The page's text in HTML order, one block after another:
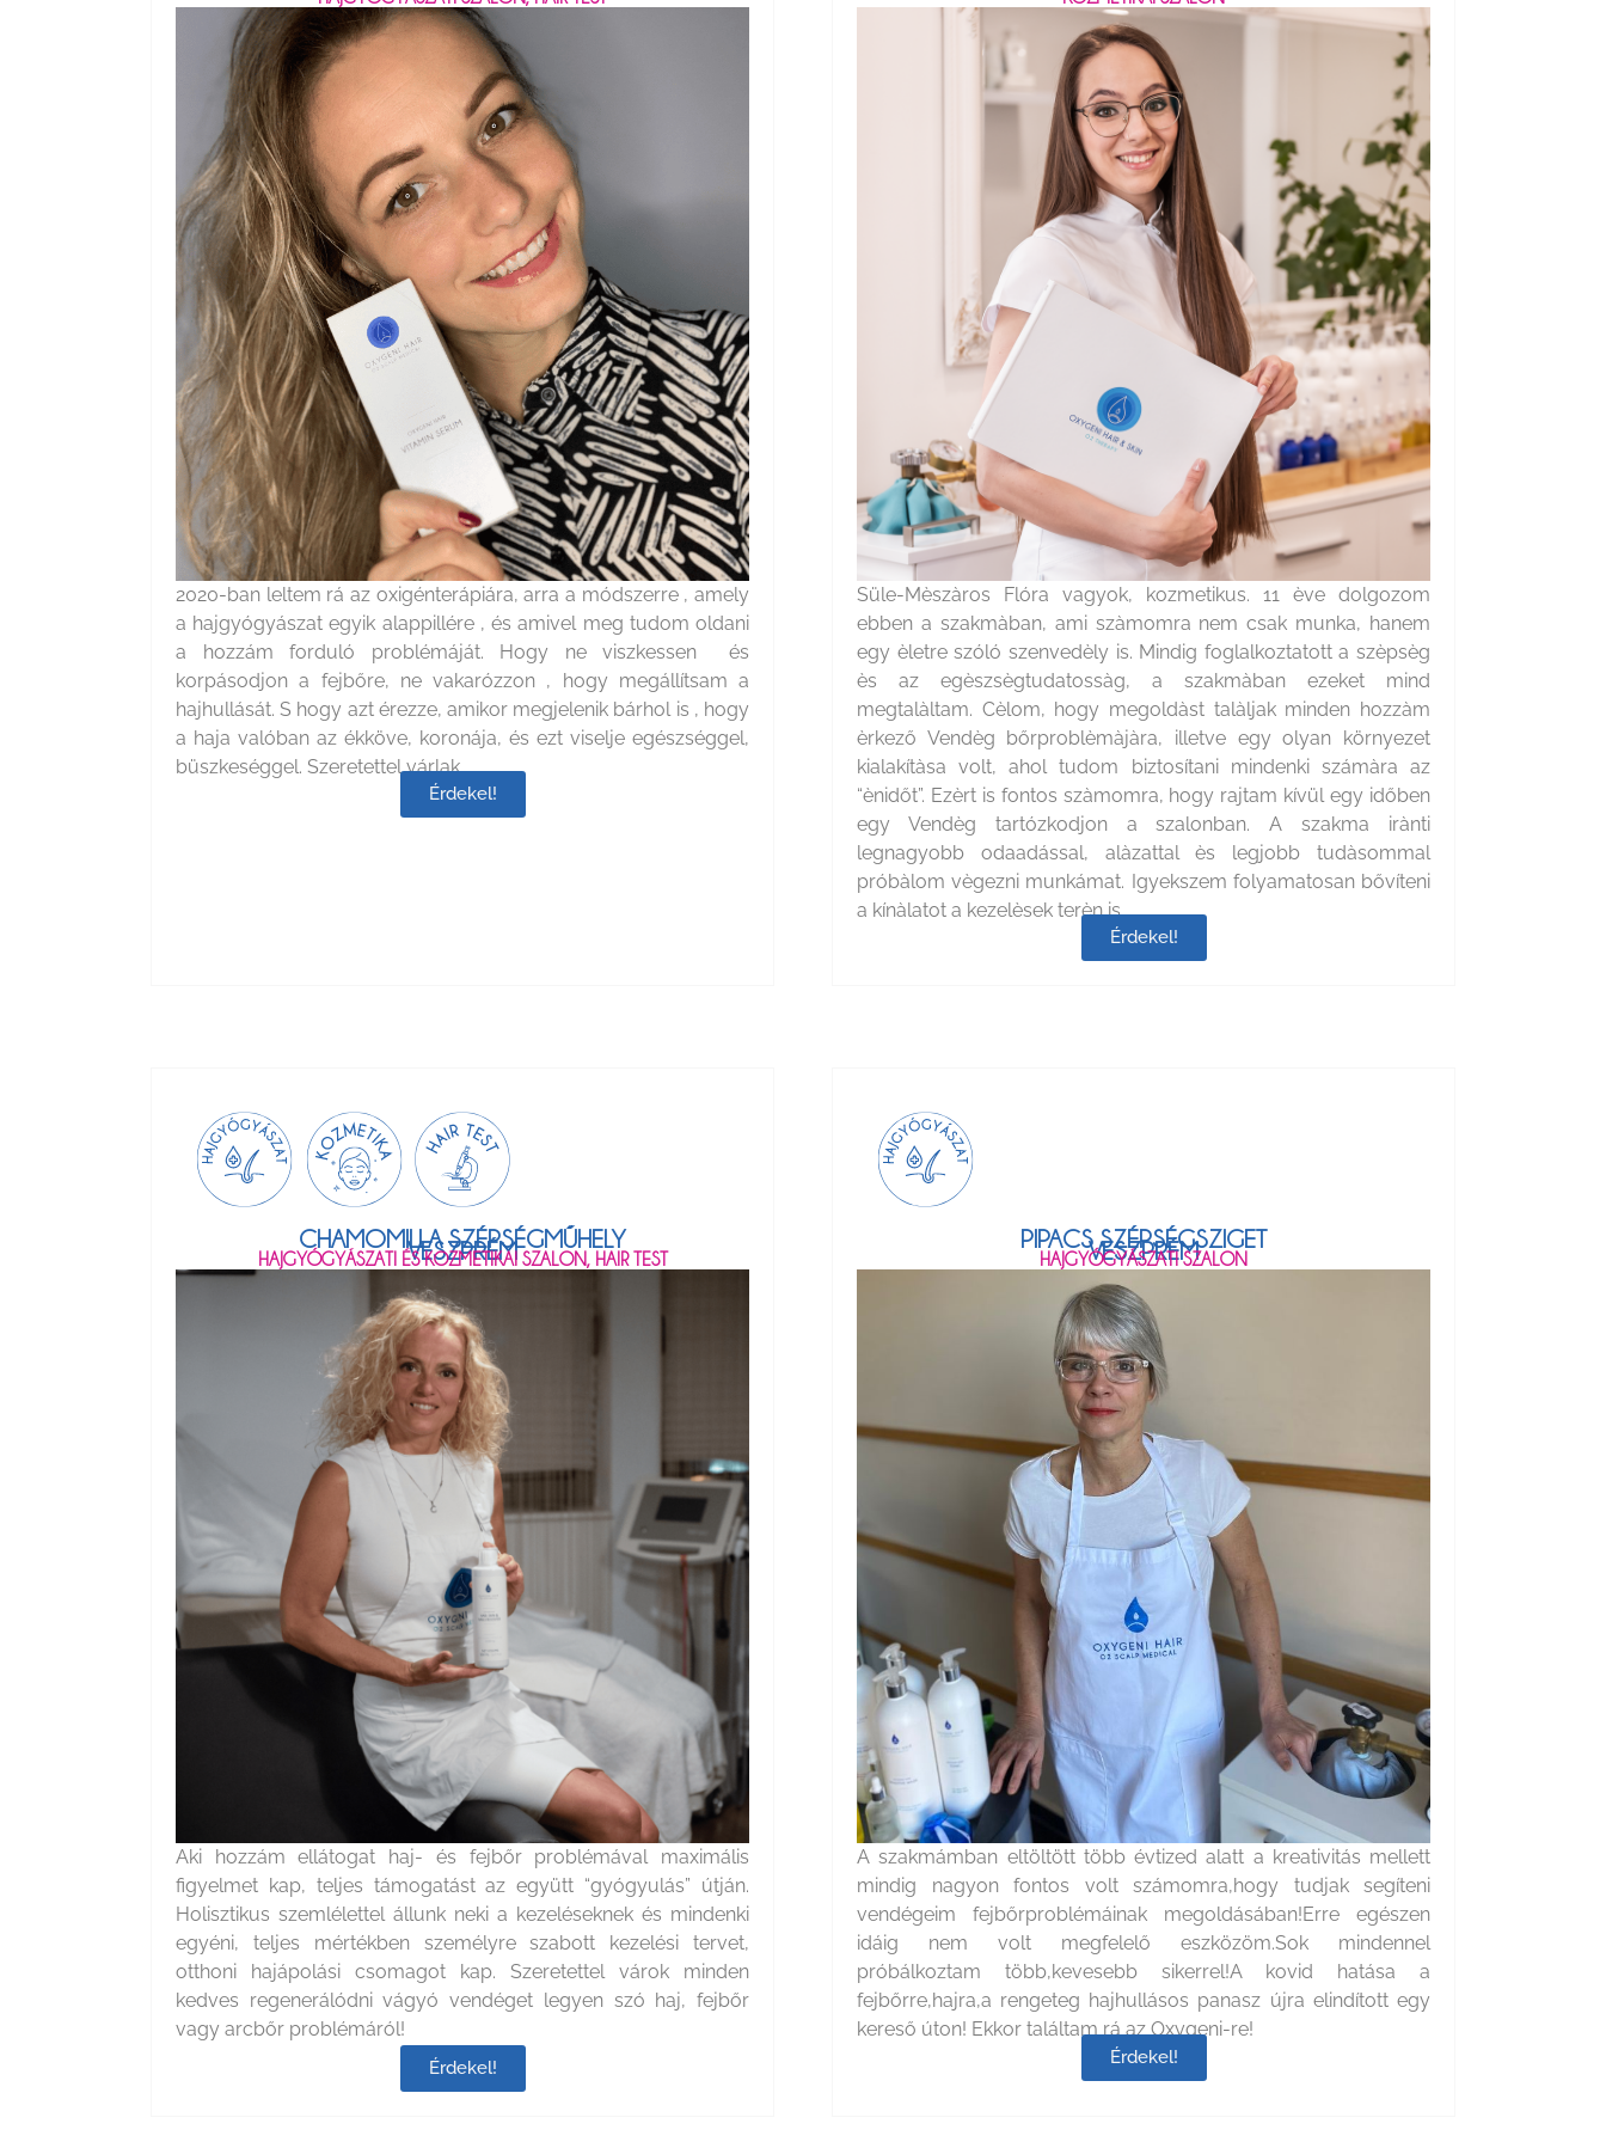
2020-ban leltem rá az oxigénterápiára, arra a módszerre , amely
a hajgyógyászat egyik alappillére , és amivel meg tudom oldani
a hozzám forduló problémáját. Hogy ne viszkessen és
korpásodjon a fejbőre, ne vakarózzon , hogy megállítsam a
hajhullását. S hogy azt érezze, amikor megjelenik bárhol is , hogy
a haja valóban az ékköve, koronája, és ezt viselje egészséggel,
büszkeséggel. Szeretettel várlak.
Érdekel!
Süle-Mèszàros Flóra vagyok, kozmetikus. 11 ève dolgozom
ebben a szakmàban, ami szàmomra nem csak munka, hanem
egy èletre szóló szenvedèly is. Mindig foglalkoztatott a szèpsèg
ès az egèszsègtudatossàg, a szakmàban ezeket mind
megtalàltam. Cèlom, hogy megoldàst talàljak minden hozzàm
èrkező Vendèg bőrproblèmàjàra, illetve egy olyan környezet
kialakítàsa volt, ahol tudom biztosítani mindenki számàra az
“ènidőt”. Ezèrt is fontos szàmomra, hogy rajtam kívül egy időben
egy Vendèg tartózkodjon a szalonban. A szakma irànti
legnagyobb odaadással, alàzattal ès legjobb tudàsommal
próbàlom vègezni munkámat. Igyekszem folyamatosan bővíteni
a kínàlatot a kezelèsek terèn is.
Érdekel!
CHAMOMILLA SZÉPSÉGMŰHELY​
VESZPRÉM
HAJGYÓGYÁSZATI ÉS KOZMETIKAI SZALON, HAIR TEST
Aki hozzám ellátogat haj- és fejbőr problémával maximális
figyelmet kap, teljes támogatást az együtt “gyógyulás” útján.
Holisztikus szemlélettel állunk neki a kezeléseknek és mindenki
egyéni, teljes mértékben személyre szabott kezelési tervet,
otthoni hajápolási csomagot kap. Szeretettel várok minden
kedves regenerálódni vágyó vendéget legyen szó haj, fejbőr
vagy arcbőr problémáról!
Érdekel!
PIPACS SZÉPSÉGSZIGET
VESZPRÉM
HAJGYÓGYÁSZATI SZALON
A szakmámban eltöltött több évtized alatt a kreativitás mellett
mindig nagyon fontos volt számomra,hogy tudjak segíteni
vendégeim fejbőrproblémáinak megoldásában!Erre egészen
idáig nem volt megfelelő eszközöm.Sok mindennel
próbálkoztam több,kevesebb sikerrel!A kovid hatása a
fejbőrre,hajra,a rengeteg hajhullásos panasz újra elindított egy
kereső úton! Ekkor találtam rá az Oxygeni-re!
Érdekel!